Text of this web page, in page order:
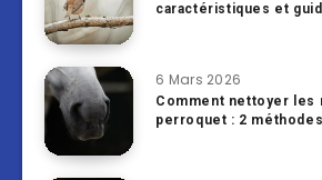
caractéristiques et
6 Mars 2026
Comment nettoyer les
perroquet : 2